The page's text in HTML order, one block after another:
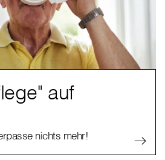
auf
nichts mehr!